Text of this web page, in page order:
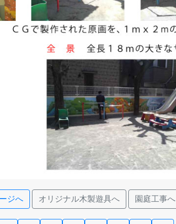
ジへ オリジナル木製遊具へ 園庭工事へ